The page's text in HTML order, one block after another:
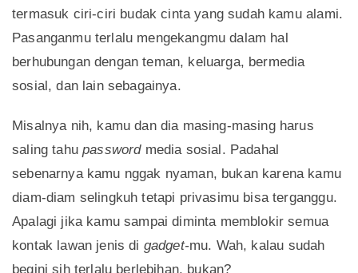
termasuk ciri-ciri budak cinta yang sudah kamu alami.
Pasanganmu terlalu mengekangmu dalam hal
berhubungan dengan teman, keluarga, bermedia
sosial, dan lain sebagainya.
Misalnya nih, kamu dan dia masing-masing harus
saling tahupassword media sosial. Padahal
sebenarnya kamu nggak nyaman, bukan karena kamu
diam-diam selingkuh tetapi privasimu bisa terganggu.
Apalagi jika kamu sampai diminta memblokir semua
kontak lawan jenis di gadget-mu. Wah, kalau sudah
begini sih terlalu berlebihan, bukan?